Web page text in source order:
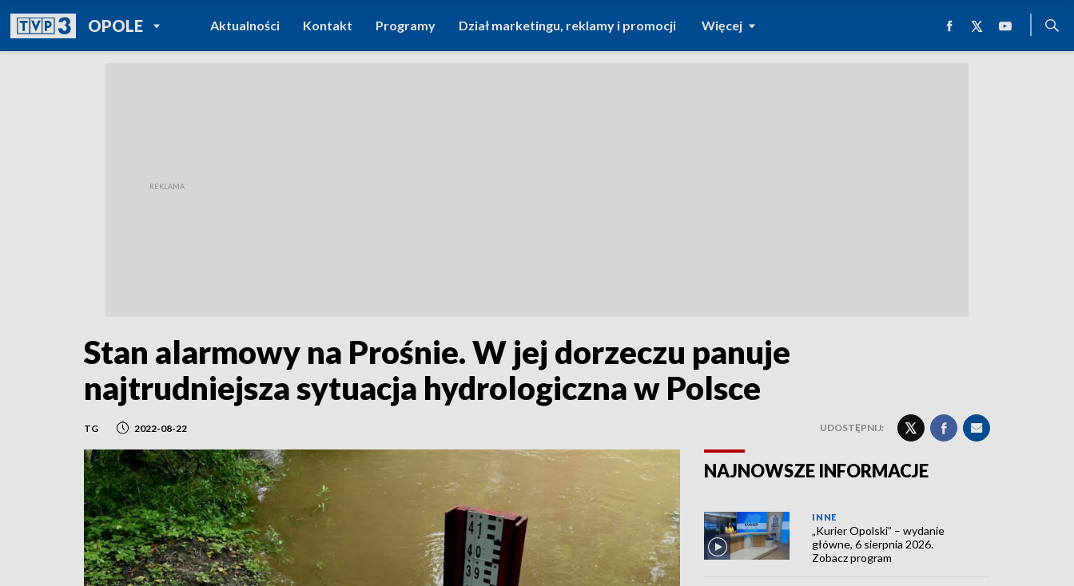
OPOLEPOWRÓT DO
TVP REGIONY
Aktualności Kontakt Programy Dział marketingu, reklamy i promocji Więcej
Stan alarmowy na Prośnie. W jej dorzeczu panuje
najtrudniejsza sytuacja hydrologiczna w Polsce
TG 2022-08-22 UDOSTĘPNIJ:
NAJNOWSZE INFORMACJE
INNE
„Kurier Opolski” – wydanie
główne, 6 sierpnia 2026.
Zobacz program